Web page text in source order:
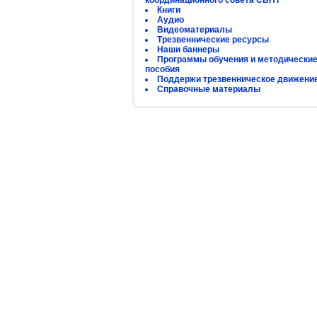
Книги
Аудио
Видеоматериалы
Трезвеннические ресурсы
Наши баннеры
Программы обучения и методические
пособия
Поддержи трезвенническое
Справочные материалы